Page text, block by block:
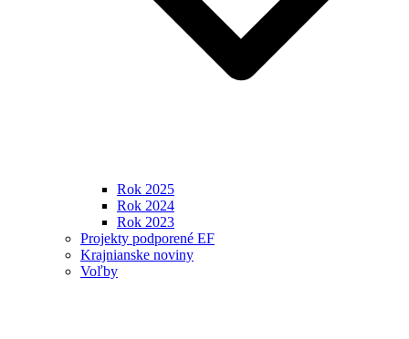
Rok 2025
Rok 2024
Rok 2023
Projekty podporené EF
Krajnianske noviny
Voľby